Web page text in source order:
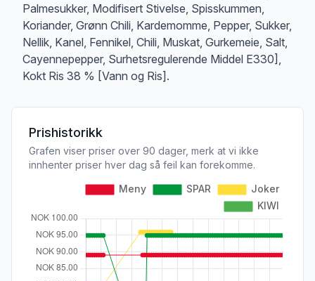
Palmesukker, Modifisert Stivelse, Spisskummen,
Koriander, Grønn Chili, Kardemomme, Pepper, Sukker,
Nellik, Kanel, Fennikel, Chili, Muskat, Gurkemeie, Salt,
Cayennepepper, Surhetsregulerende Middel E330],
Kokt Ris 38 % [Vann og Ris].
Prishistorikk
Grafen viser priser over 90 dager, merk at vi ikke
innhenter priser hver dag så feil kan forekomme.